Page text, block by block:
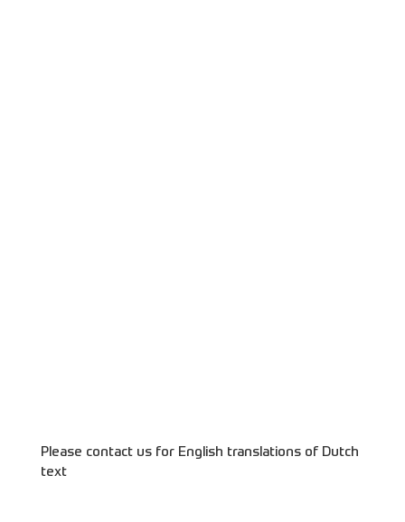
Please contact us for English translations of Dutch
text